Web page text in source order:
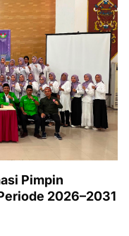
Pimpin
2026–2031